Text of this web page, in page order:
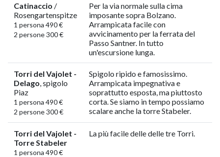
Catinaccio /
Rosengartenspitze
1 persona 490 €
2 persone 300 €
Per la via normale sulla cima
imposante sopra Bolzano.
Arrampicata facile con
avvicinamento per la ferrata del
Passo Santner. In tutto
un'escursione lunga.
Torri del Vajolet -
Delago , spigolo
Piaz
1 persona 490 €
2 persone 300 €
Spigolo ripido e famosissimo.
Arrampicata impegnativa e
soprattutto esposta, ma piuttosto
corta. Se siamo in tempo possiamo
scalare anche la torre Stabeler.
Torri del Vajolet -
Torre Stabeler
1 persona 490 €
La più facile delle delle tre Torri.